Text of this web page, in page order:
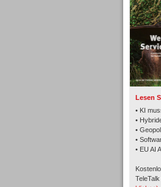
Lesen
• KI
•
•
•
• EU AI
TK-